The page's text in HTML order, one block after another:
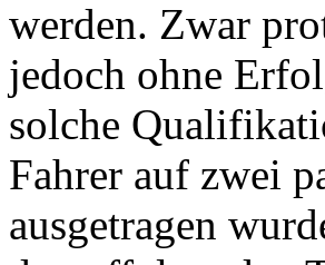
werden. Zwar
jedoch ohne
solche
Fahrer auf zwei
ausgetragen